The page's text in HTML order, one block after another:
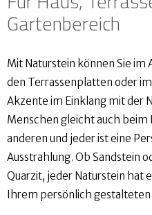
Gartenbereich
Mit Naturstein können Sie im
den Terrassenplatten oder
Akzente im Einklang mit der
Menschen gleicht auch
anderen und jeder ist eine
Ausstrahlung. Ob Sandstein
Quarzit, jeder Naturstein hat
Ihrem persönlich gestalteten